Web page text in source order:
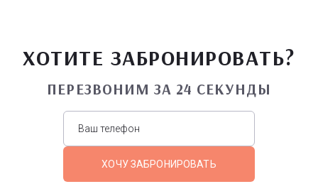
ХОТИТЕ ЗАБРОНИРОВАТЬ?
ПЕРЕЗВОНИМ ЗА 24 СЕКУНДЫ
ХОЧУ ЗАБРОНИРОВАТЬ